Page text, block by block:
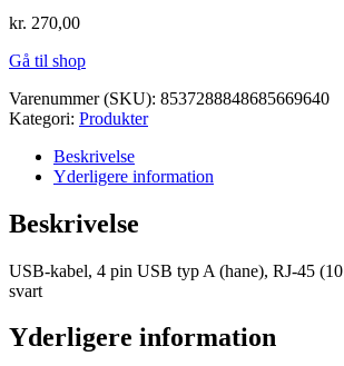
kr. 270,00
Gå til shop
Varenummer (SKU): 8537288848685669640
Kategori: Produkter
Beskrivelse
Yderligere information
Beskrivelse
USB-kabel, 4 pin USB typ A (hane), RJ-45
svart
Yderligere information